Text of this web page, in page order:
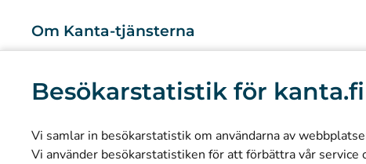
Besökarstatistik för kanta.fi
Vi samlar in besökarstatistik om användarna av
Vi använder besökarstatistiken för att förbättra vår service
Om Kanta-tjänsterna
Forskning och kunskapsbaserad ledning
Dataskydd och tillgänglighet